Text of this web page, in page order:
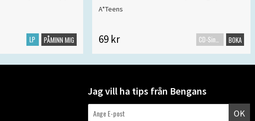
LP PÅMINN MIG
A*Teens
69 kr CD-Singel BOKA
Jag vill ha tips från Bengans
OK